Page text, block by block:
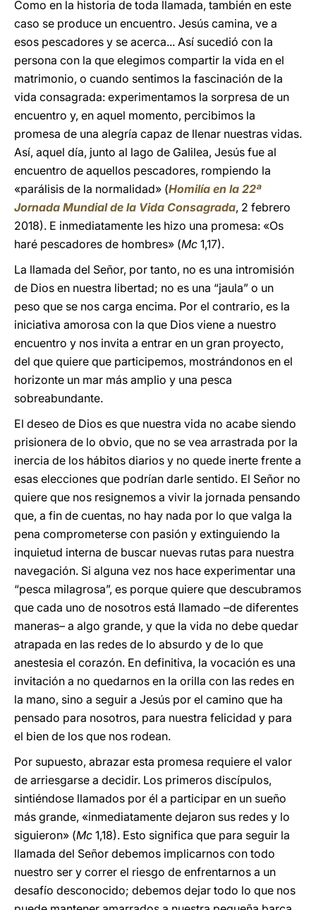
Como en la historia de toda llamada, también en este
caso se produce un encuentro. Jesús camina, ve a
esos pescadores y se acerca... Así sucedió con la
persona con la que elegimos compartir la vida en el
matrimonio, o cuando sentimos la fascinación de la
vida consagrada: experimentamos la sorpresa de un
encuentro y, en aquel momento, percibimos la
promesa de una alegría capaz de llenar nuestras vidas.
Así, aquel día, junto al lago de Galilea, Jesús fue al
encuentro de aquellos pescadores, rompiendo la
«parálisis de la normalidad» (Homilía en la 22ª
Jornada Mundial de la Vida Consagrada, 2 febrero
2018). E inmediatamente les hizo una promesa: «Os
haré pescadores de hombres» (Mc 1,17).
La llamada del Señor, por tanto, no es una intromisión
de Dios en nuestra libertad; no es una “jaula” o un
peso que se nos carga encima. Por el contrario, es la
iniciativa amorosa con la que Dios viene a nuestro
encuentro y nos invita a entrar en un gran proyecto,
del que quiere que participemos, mostrándonos en el
horizonte un mar más amplio y una pesca
sobreabundante.
El deseo de Dios es que nuestra vida no acabe siendo
prisionera de lo obvio, que no se vea arrastrada por la
inercia de los hábitos diarios y no quede inerte frente a
esas elecciones que podrían darle sentido. El Señor no
quiere que nos resignemos a vivir la jornada pensando
que, a fin de cuentas, no hay nada por lo que valga la
pena comprometerse con pasión y extinguiendo la
inquietud interna de buscar nuevas rutas para nuestra
navegación. Si alguna vez nos hace experimentar una
“pesca milagrosa”, es porque quiere que descubramos
que cada uno de nosotros está llamado –de diferentes
maneras– a algo grande, y que la vida no debe quedar
atrapada en las redes de lo absurdo y de lo que
anestesia el corazón. En definitiva, la vocación es una
invitación a no quedarnos en la orilla con las redes en
la mano, sino a seguir a Jesús por el camino que ha
pensado para nosotros, para nuestra felicidad y para
el bien de los que nos rodean.
Por supuesto, abrazar esta promesa requiere el valor
de arriesgarse a decidir. Los primeros discípulos,
sintiéndose llamados por él a participar en un sueño
más grande, «inmediatamente dejaron sus redes y lo
siguieron» (Mc 1,18). Esto significa que para seguir la
llamada del Señor debemos implicarnos con todo
nuestro ser y correr el riesgo de enfrentarnos a un
desafío desconocido; debemos dejar todo lo que nos